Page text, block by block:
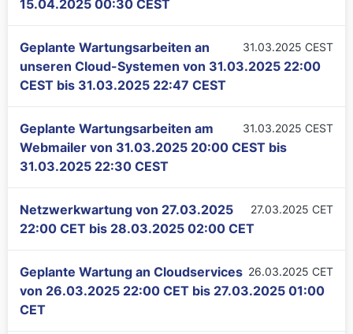
15.04.2025 00:30 CEST
31.03.2025 CEST
Geplante Wartungsarbeiten an
unseren Cloud-Systemen von 31.03.2025 22:00
CEST bis 31.03.2025 22:47 CEST
31.03.2025 CEST
Geplante Wartungsarbeiten am
Webmailer von 31.03.2025 20:00 CEST bis
31.03.2025 22:30 CEST
27.03.2025 CET
Netzwerkwartung von 27.03.2025
22:00 CET bis 28.03.2025 02:00 CET
26.03.2025 CET
Geplante Wartung an Cloudservices
von 26.03.2025 22:00 CET bis 27.03.2025 01:00
CET